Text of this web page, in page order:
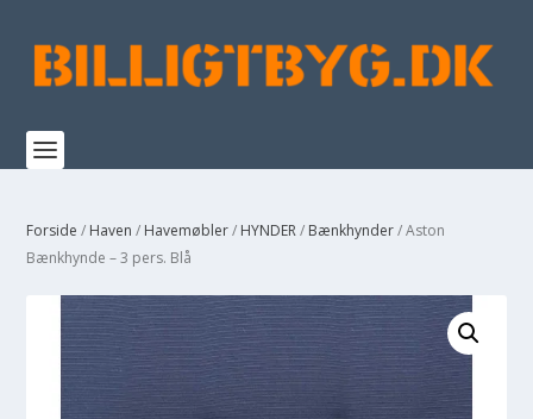
Forside / Haven / Havemøbler/ HYNDER/ Bænkhynder/ Aston
Bænkhynde – 3 pers. Blå